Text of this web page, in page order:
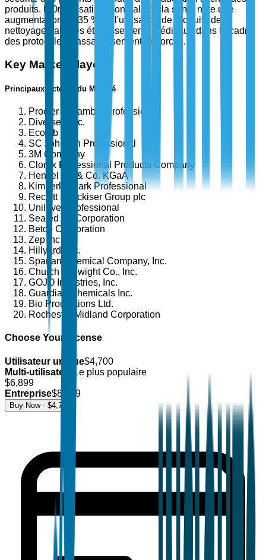
produits. L'Organisation mondiale de la santé note une
augmentation de 35 % de l'utilisation de produits de
nettoyage dans les établissements médicaux dans le cadre
des protocoles d'assainissement renforcés.
Key Market Players
Principaux Acteurs du Marché
Procter & Gamble Professional
Diversey, Inc.
Ecolab Inc.
SC Johnson Professional
3M Company
Clorox Professional Products Company
Henkel AG & Co. KGaA
Kimberly-Clark Professional
Reckitt Benckiser Group plc
Unilever Professional
Sealed Air Corporation
Betco Corporation
Zep Inc.
Hillyard, Inc.
Spartan Chemical Company, Inc.
Church & Dwight Co., Inc.
GOJO Industries, Inc.
Guardian Chemicals Inc.
Bio Productions Ltd.
Rochester Midland Corporation
Choose Your License
Utilisateur unique$4,700
Multi-utilisateur
Le plus populaire
$6,899
Entreprise$8,499
Buy Now - $4,700